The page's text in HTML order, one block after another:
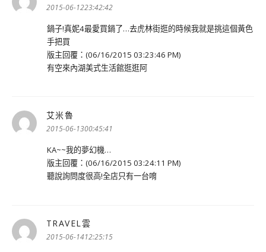
示:
2015-06-1223:42:42
鍋子!真妮4最愛買鍋了…去虎林街逛的時候我就是挑這個黃色
手把買
版主回覆：(06/16/2015 03:23:46 PM)
有空來內湖美式生活館逛逛阿
艾米魯
示:
2015-06-1300:45:41
KA~~我的夢幻機…
版主回覆：(06/16/2015 03:24:11 PM)
聽說詢問度很高!全店只有一台唷
TRAVEL雲
示:
2015-06-1412:25:15